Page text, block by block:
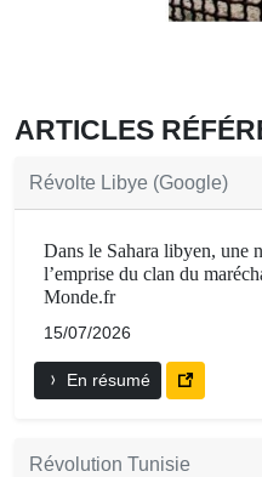
ARTICLES
Révolte Libye (Google)
Dans le Sahara libyen, une
l’emprise du clan du
Monde.fr
15/07/2026
En résumé
Révolution Tunisie